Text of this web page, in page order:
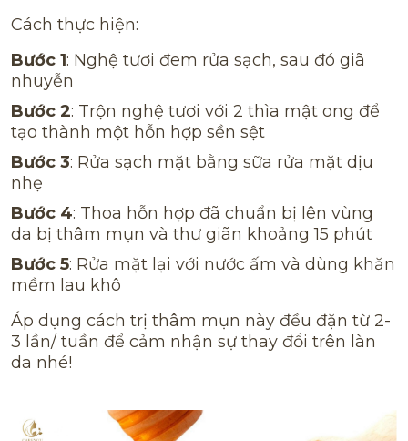
Cách thực hiện:
Bước 1: Nghệ tươi đem rửa sạch, sau đó giã
nhuyễn
Bước 2: Trộn nghệ tươi với 2 thìa mật ong để
tạo thành một hỗn hợp sền sệt
Bước 3: Rửa sạch mặt bằng sữa rửa mặt dịu
nhẹ
Bước 4: Thoa hỗn hợp đã chuẩn bị lên vùng
da bị thâm mụn và thư giãn khoảng 15 phút
Bước 5: Rửa mặt lại với nước ấm và dùng khăn
mềm lau khô
Áp dụng cách trị thâm mụn này đều đặn từ 2-
3 lần/ tuần để cảm nhận sự thay đổi trên làn
da nhé!